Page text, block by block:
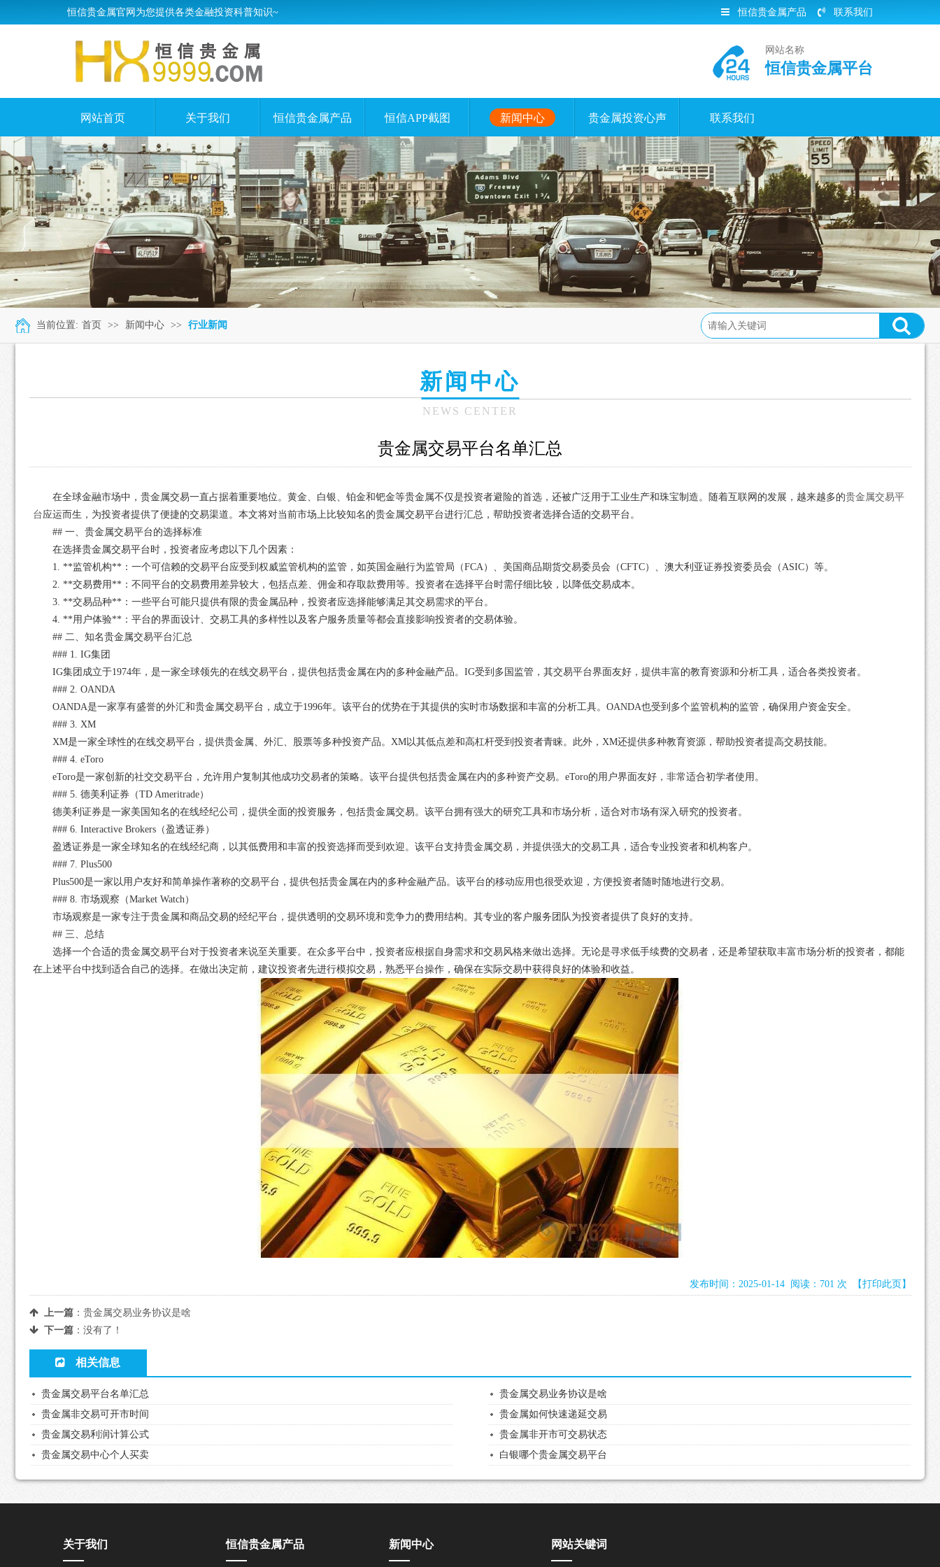
恒信贵金属官网为您提供各类金融投资科普知识~ 恒信贵金属产品 联系我们
网站名称
恒信贵金属平台
网站首页 关于我们 恒信贵金属产品 恒信APP截图 新闻中心 贵金属投资心声 联系我们
当前位置: 首页 >> 新闻中心 >> 行业新闻
新闻中心
NEWS CENTER
贵金属交易平台名单汇总
在全球金融市场中，贵金属交易一直占据着重要地位。黄金、白银、铂金和钯金等贵金属不仅是投资者避险的首选，还被广泛用于工业生产和珠宝制造。随着互联网的发展，越来越多的贵金属交易平
台应运而生，为投资者提供了便捷的交易渠道。本文将对当前市场上比较知名的贵金属交易平台进行汇总，帮助投资者选择合适的交易平台。
## 一、贵金属交易平台的选择标准
在选择贵金属交易平台时，投资者应考虑以下几个因素：
1. **监管机构**：一个可信赖的交易平台应受到权威监管机构的监管，如英国金融行为监管局（FCA）、美国商品期货交易委员会（CFTC）、澳大利亚证券投资委员会（ASIC）等。
2. **交易费用**：不同平台的交易费用差异较大，包括点差、佣金和存取款费用等。投资者在选择平台时需仔细比较，以降低交易成本。
3. **交易品种**：一些平台可能只提供有限的贵金属品种，投资者应选择能够满足其交易需求的平台。
4. **用户体验**：平台的界面设计、交易工具的多样性以及客户服务质量等都会直接影响投资者的交易体验。
## 二、知名贵金属交易平台汇总
### 1. IG集团
IG集团成立于1974年，是一家全球领先的在线交易平台，提供包括贵金属在内的多种金融产品。IG受到多国监管，其交易平台界面友好，提供丰富的教育资源和分析工具，适合各类投资者。
### 2. OANDA
OANDA是一家享有盛誉的外汇和贵金属交易平台，成立于1996年。该平台的优势在于其提供的实时市场数据和丰富的分析工具。OANDA也受到多个监管机构的监管，确保用户资金安全。
### 3. XM
XM是一家全球性的在线交易平台，提供贵金属、外汇、股票等多种投资产品。XM以其低点差和高杠杆受到投资者青睐。此外，XM还提供多种教育资源，帮助投资者提高交易技能。
### 4. eToro
eToro是一家创新的社交交易平台，允许用户复制其他成功交易者的策略。该平台提供包括贵金属在内的多种资产交易。eToro的用户界面友好，非常适合初学者使用。
### 5. 德美利证券（TD Ameritrade）
德美利证券是一家美国知名的在线经纪公司，提供全面的投资服务，包括贵金属交易。该平台拥有强大的研究工具和市场分析，适合对市场有深入研究的投资者。
### 6. Interactive Brokers（盈透证券）
盈透证券是一家全球知名的在线经纪商，以其低费用和丰富的投资选择而受到欢迎。该平台支持贵金属交易，并提供强大的交易工具，适合专业投资者和机构客户。
### 7. Plus500
Plus500是一家以用户友好和简单操作著称的交易平台，提供包括贵金属在内的多种金融产品。该平台的移动应用也很受欢迎，方便投资者随时随地进行交易。
### 8. 市场观察（Market Watch）
市场观察是一家专注于贵金属和商品交易的经纪平台，提供透明的交易环境和竞争力的费用结构。其专业的客户服务团队为投资者提供了良好的支持。
## 三、总结
选择一个合适的贵金属交易平台对于投资者来说至关重要。在众多平台中，投资者应根据自身需求和交易风格来做出选择。无论是寻求低手续费的交易者，还是希望获取丰富市场分析的投资者，都能
在上述平台中找到适合自己的选择。在做出决定前，建议投资者先进行模拟交易，熟悉平台操作，确保在实际交易中获得良好的体验和收益。
发布时间：2025-01-14 阅读：701 次 【打印此页】
上一篇： 贵金属交易业务协议是啥
下一篇：没有了！
相关信息
贵金属交易平台名单汇总
贵金属交易业务协议是啥
贵金属非交易可开市时间
贵金属如何快速递延交易
贵金属交易利润计算公式
贵金属非开市可交易状态
贵金属交易中心个人买卖
白银哪个贵金属交易平台
关于我们 恒信贵金属产品 新闻中心 网站关键词